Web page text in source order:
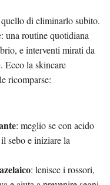
di eliminarlo subito.
una routine quotidiana
e interventi mirati da
Ecco la skincare
ricomparse:
: meglio se con acido
sebo e iniziare la
: lenisce i rossori,